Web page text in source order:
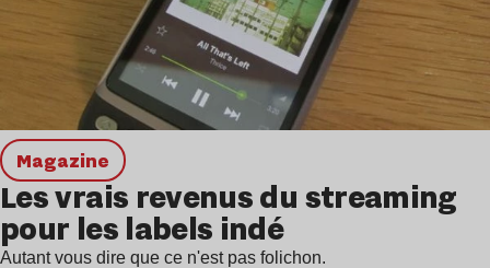
magazine
Les vrais revenus du streaming
pour les labels indé
Autant vous dire que ce n'est pas folichon.